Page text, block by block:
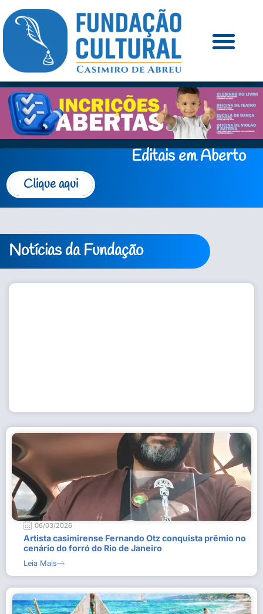
Editais em Aberto
Clique aqui
Notícias da Fundação
06/03/2026
Artista casimirense Fernando Otz conquista prêmio no
cenário do forró do Rio de Janeiro
Leia Mais